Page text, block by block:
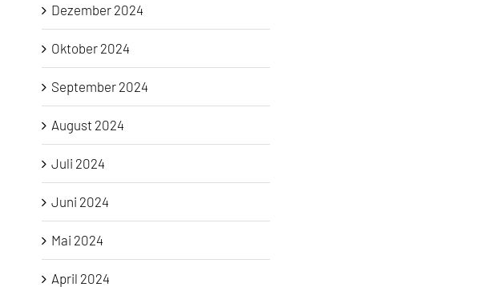
Dezember 2024
Oktober 2024
September 2024
August 2024
Juli 2024
Juni 2024
Mai 2024
April 2024